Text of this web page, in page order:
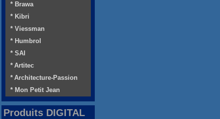
* Brawa
* Kibri
* Viessman
* Humbrol
* SAI
* Artitec
* Architecture-Passion
* Mon Petit Jean
Produits DIGITAL